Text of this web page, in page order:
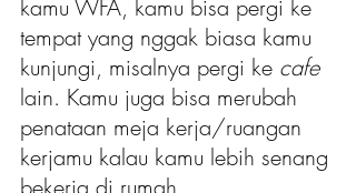
kamu WFA, kamu bisa pergi ke
tempat yang nggak biasa kamu
kunjungi, misalnya pergi ke cafe
lain. Kamu juga bisa merubah
penataan meja kerja/ruangan
kerjamu kalau kamu lebih senang
bekerja di rumah.